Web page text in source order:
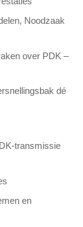
Noodzaak
over PDK –
dé
transmissie
en